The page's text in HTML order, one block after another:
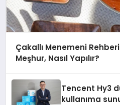
Çakallı Menemeni
Meşhur, Nasıl Yapılır?
Tencent Hy3
kullanıma